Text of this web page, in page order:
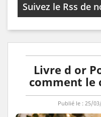
Suivez le Rss de
Livre d or
comment le
Publié le : 25/